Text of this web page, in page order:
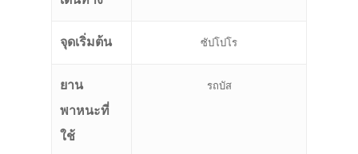
จุดเริ่มต้น ซัปโปโร
ยาน
พาหนะที่
ใช้
รถบัส